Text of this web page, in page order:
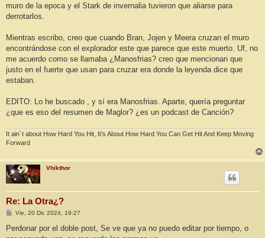
muro de la epoca y el Stark de invernalia tuvieron que aliarse para
derrotarlos.
Mientras escribo, creo que cuando Bran, Jojen y Meera cruzan el muro
encontrándose con el explorador este que parece que este muerto. Uf, no
me acuerdo como se llamaba ¿Manosfrias? creo que mencionan que
justo en el fuerte que usan para cruzar era donde la leyenda dice que
estaban.
EDITO: Lo he buscado , y sí era Manosfrias. Aparte, quería preguntar
¿que es eso del resumen de Maglor? ¿es un podcast de Canción?
It ain´t about How Hard You Hit, It’s About How Hard You Can Get Hit And Keep Moving
Forward
Vhikthor
Re: La Otra¿?
M
n
Vie, 20 Dic 2024, 19:27
Perdonar por el doble post, Se ve que ya no puedo editar por tiempo, o